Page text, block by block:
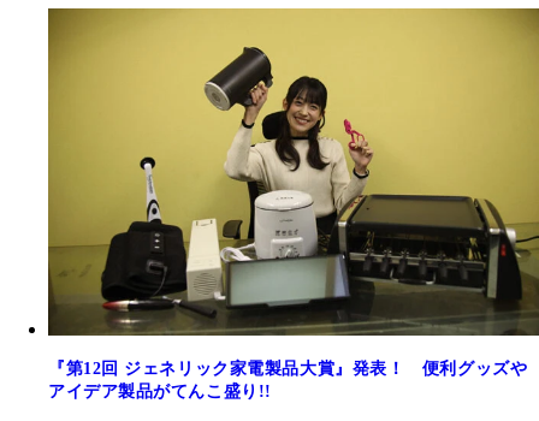
さがポイント（智元機器人社製）
ムと性能に2ちゃんねるユーザーが食いつき、数々
『第12回 ジェネリック家電製品大賞』発表！ 便利グッズや
アイデア製品がてんこ盛り!!